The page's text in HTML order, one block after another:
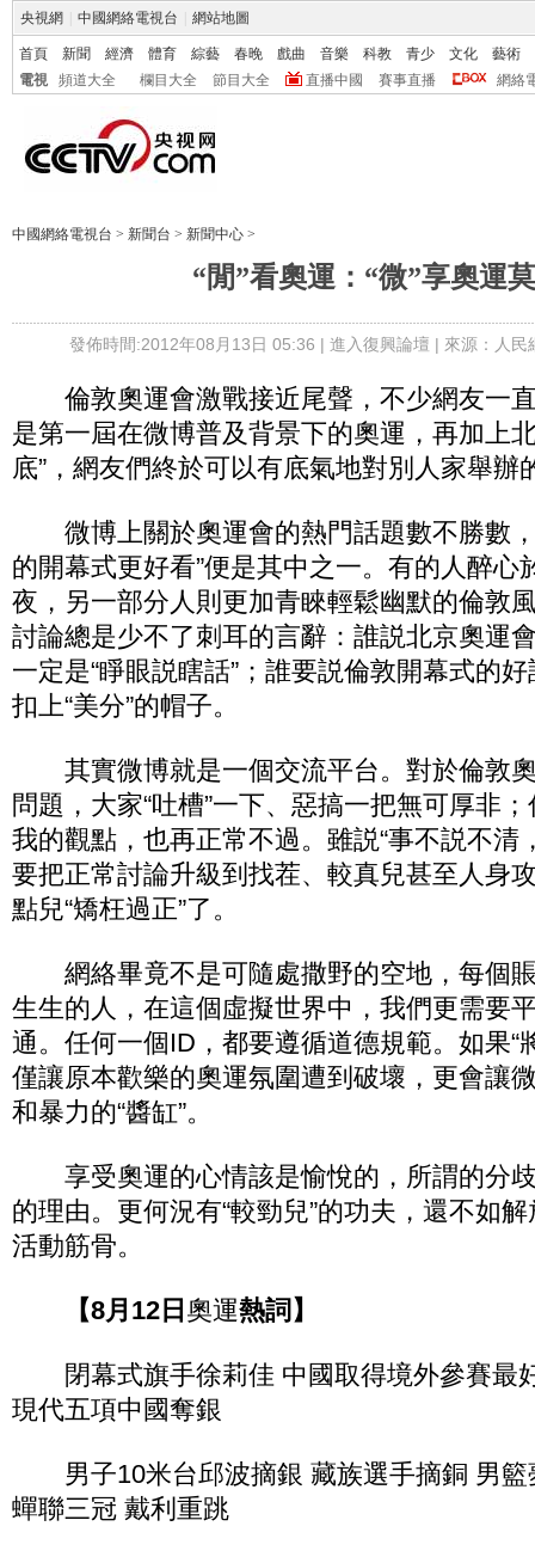
央視網 中國網絡電視台 網站地圖
首頁 新聞 經濟 體育 綜藝 春晚 戲曲 音樂 科教 青少 文化
藝術
電視
頻道大全 欄目大全 節目大全 直播中國 賽事直播 網絡
中國網絡電視台 > 新聞台 > 新聞中心 >
“閒”看奧運：“微”享奧運
發佈時間:2012年08月13日 05:36 | 進入復興論壇 | 來源：人
倫敦奧運會激戰接近尾聲，不少網友一直
是第一屆在微博普及背景下的奧運，再加上
底”，網友們終於可以有底氣地對別人家舉辦
微博上關於奧運會的熱門話題數不勝數，
的開幕式更好看”便是其中之一。有的人醉心
夜，另一部分人則更加青睞輕鬆幽默的倫敦
討論總是少不了刺耳的言辭：誰説北京奧運
一定是“睜眼説瞎話”；誰要説倫敦開幕式的
扣上“美分”的帽子。
其實微博就是一個交流平台。對於倫敦
問題，大家“吐槽”一下、惡搞一把無可厚非
我的觀點，也再正常不過。雖説“事不説不清
要把正常討論升級到找茬、較真兒甚至人身
點兒“矯枉過正”了。
網絡畢竟不是可隨處撒野的空地，每個
生生的人，在這個虛擬世界中，我們更需要
通。任何一個ID，都要遵循道德規範。如果“
僅讓原本歡樂的奧運氛圍遭到破壞，更會讓
和暴力的“醬缸”。
享受奧運的心情該是愉悅的，所謂的分
的理由。更何況有“較勁兒”的功夫，還不如
活動筋骨。
【8月12日 奧運熱詞】
閉幕式旗手徐莉佳 中國取得境外參賽最
現代五項中國奪銀
男子10米台邱波摘銀 藏族選手摘銅 男籃
蟬聯三冠 戴利重跳